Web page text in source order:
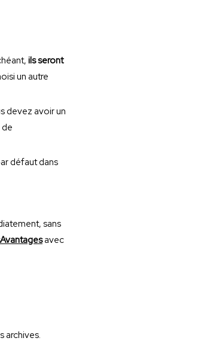
ils seront
un autre
défaut dans
sans
avec
archives.